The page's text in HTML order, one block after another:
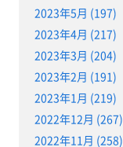
2023年5月 (197)
2023年4月 (217)
2023年3月 (204)
2023年2月 (191)
2023年1月 (219)
2022年12月 (267)
2022年11月 (258)